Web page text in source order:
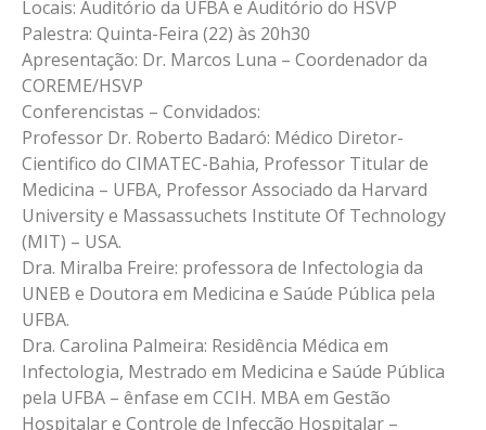
Locais: Auditório da UFBA e Auditório do HSVP
Palestra: Quinta-Feira (22) às 20h30
Apresentação: Dr. Marcos Luna – Coordenador da
COREME/HSVP
Conferencistas – Convidados:
Professor Dr. Roberto Badaró: Médico Diretor-
Cientifico do CIMATEC-Bahia, Professor Titular de
Medicina – UFBA, Professor Associado da Harvard
University e Massassuchets Institute Of Technology
(MIT) – USA.
Dra. Miralba Freire: professora de Infectologia da
UNEB e Doutora em Medicina e Saúde Pública pela
UFBA.
Dra. Carolina Palmeira: Residência Médica em
Infectologia, Mestrado em Medicina e Saúde Pública
pela UFBA – ênfase em CCIH. MBA em Gestão
Hospitalar e Controle de Infecção Hospitalar –